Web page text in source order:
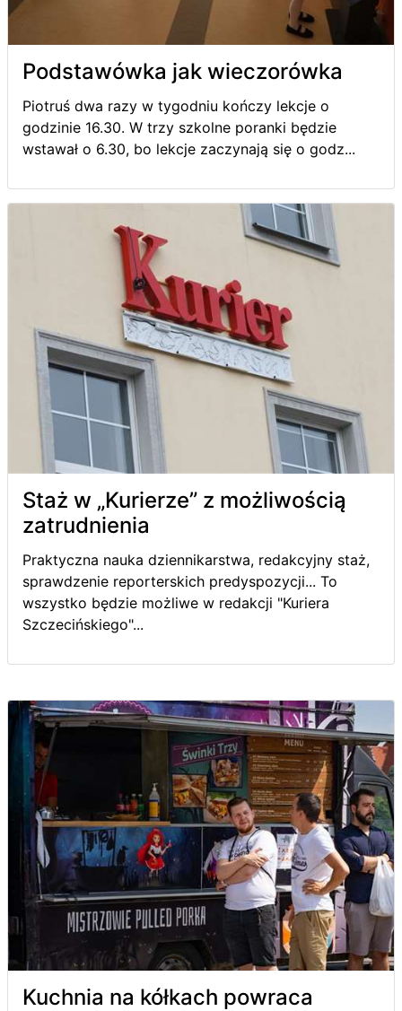
Podstawówka jak wieczorówka
Piotruś dwa razy w tygodniu kończy lekcje o
godzinie 16.30. W trzy szkolne poranki będzie
wstawał o 6.30, bo lekcje zaczynają się o godz...
Staż w „Kurierze” z możliwością
zatrudnienia
Praktyczna nauka dziennikarstwa, redakcyjny staż,
sprawdzenie reporterskich predyspozycji... To
wszystko będzie możliwe w redakcji "Kuriera
Szczecińskiego"...
Kuchnia na kółkach powraca